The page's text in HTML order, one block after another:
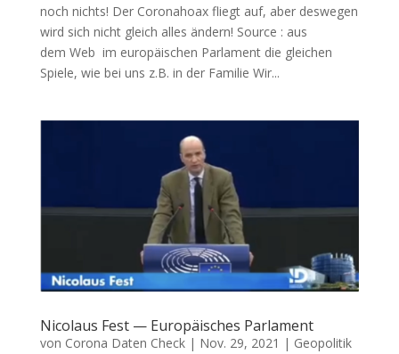
noch nichts! Der Coro­naho­ax fliegt auf, aber des­we­gen
wird sich nicht gleich alles ändern! Source : aus
dem Web im euro­päi­schen Par­la­ment die glei­chen
Spie­le, wie bei uns z.B. in der Familie Wir...
Nicolaus Fest — Europäisches Parlament
von Corona Daten Check| Nov. 29, 2021 | Geopolitik